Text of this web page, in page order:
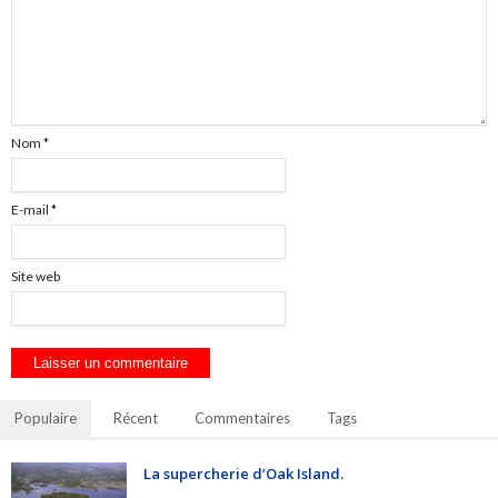
Nom *
E-mail *
Site web
Populaire Récent Commentaires Tags
La supercherie d’Oak Island.